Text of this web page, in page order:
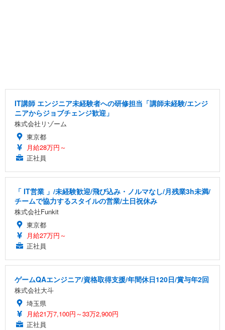
IT講師 エンジニア未経験者への研修担当「講師未経験/エンジ
ニアからジョブチェンジ歓迎」
株式会社リゾーム
東京都
月給28万円～
正社員
「 IT営業 」/未経験歓迎/飛び込み・ノルマなし/月残業3h未満/
チームで協力するスタイルの営業/土日祝休み
株式会社Funkit
東京都
月給27万円～
正社員
ゲームQAエンジニア/資格取得支援/年間休日120日/賞与年2回
株式会社大斗
埼玉県
月給21万7,100円～33万2,900円
正社員